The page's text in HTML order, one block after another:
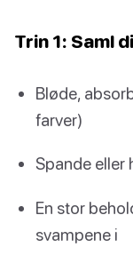
Trin 1: Saml
Bløde,
farver)
Spande eller
En stor
svampene i